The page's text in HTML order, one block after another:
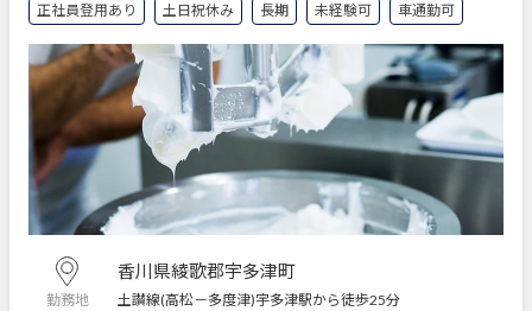
正社員登用あり 土日祝休み 長期 未経験可 車通勤可
勤務地
香川県綾歌郡宇多津町
土讃線(高松－多度津)宇多津駅から徒歩25分